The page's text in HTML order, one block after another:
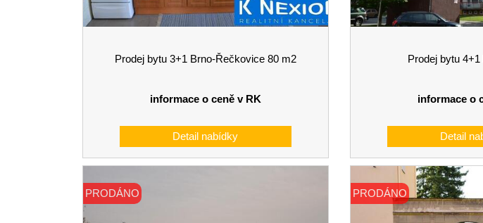
Prodej bytu 3+1 Brno-Řečkovice 80 m2
informace o ceně v RK
Prodej bytu
informace o
PRODÁNO PRODÁNO